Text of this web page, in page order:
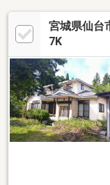
宮城県仙台
7K